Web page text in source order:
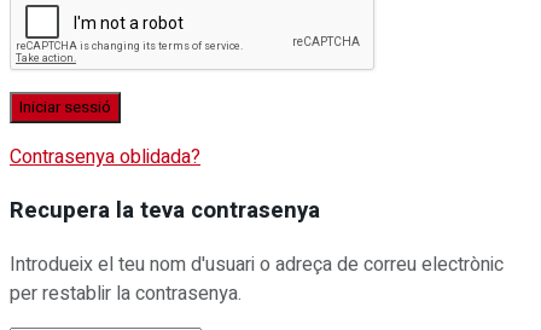
Contrasenya oblidada?
Recupera la teva contrasenya
Introdueix el teu nom d'usuari o adreça de correu electrònic
per restablir la contrasenya.